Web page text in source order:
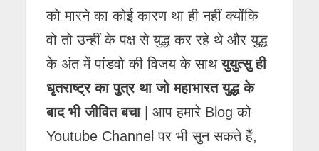
को मारने का कोई कारण था ही नहीं क्योंकि
वो तो उन्हीं के पक्ष से युद्ध कर रहे थे और युद्ध
के अंत में पांडवो की विजय के साथयुयुत्सु ही
धृतराष्ट्र का पुत्र था जो महाभारत युद्ध के
बाद भी जीवित बचा| आप हमारे Blog को
Youtube Channel पर भी सुन सकते हैं,